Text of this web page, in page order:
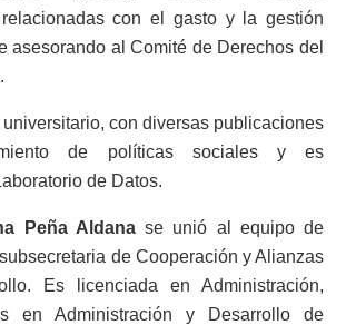
con el gasto y la gestión
asesorando al Comité de Derechos del
con diversas publicaciones
de políticas sociales y es
de Datos.
Peña Aldanase unió al equipo de
de Cooperación y Alianzas
Es licenciada en Administración,
en Administración y Desarrollo de